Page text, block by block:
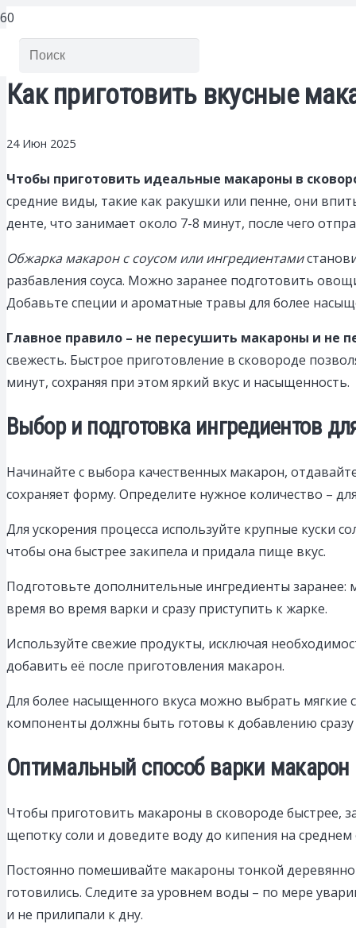
Как приготовить вкусные
24 Июн 2025
Чтобы приготовить идеальные макароны в
средние виды, такие как ракушки или пенне, они
денте, что занимает около 7-8 минут, после чего
Обжарка макарон с соусом или ингредиентами
разбавления соуса. Можно заранее подготовить
Добавьте специи и ароматные травы для более
Главное правило – не пересушить макароны и не
свежесть. Быстрое приготовление в сковороде
минут, сохраняя при этом яркий вкус и насыщенность.
Выбор и подготовка ингредиентов
Начинайте с выбора качественных макарон,
сохраняет форму. Определите нужное количество –
Для ускорения процесса используйте крупные куски
чтобы она быстрее закипела и придала пище вкус.
Подготовьте дополнительные ингредиенты заранее:
время во время варки и сразу приступить к жарке.
Используйте свежие продукты, исключая
добавить её после приготовления макарон.
Для более насыщенного вкуса можно выбрать мягкие
компоненты должны быть готовы к добавлению сразу
Оптимальный способ варки макарон
Чтобы приготовить макароны в сковороде быстрее,
щепотку соли и доведите воду до кипения на
Постоянно помешивайте макароны тонкой
готовились. Следите за уровнем воды – по мере
и не прилипали к дну.